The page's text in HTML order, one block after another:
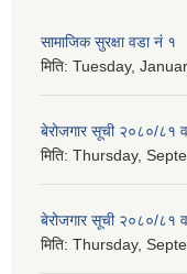
सामाजिक सुरक्षा वडा नं १
मिति: Tuesday,
बेरोजगार सूची २०८०/८१
मिति: Thursday,
बेरोजगार सूची २०८०/८१
मिति: Thursday,